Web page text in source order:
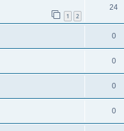
1 2
24
0
0
0
0